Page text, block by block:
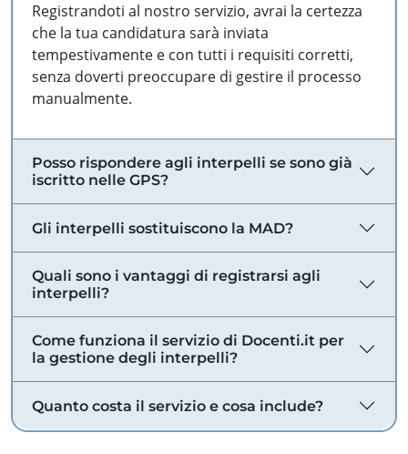
Registrandoti al nostro servizio, avrai la certezza
che la tua candidatura sarà inviata
tempestivamente e con tutti i requisiti corretti,
senza doverti preoccupare di gestire il processo
manualmente.
Posso rispondere agli interpelli se sono già
iscritto nelle GPS?
Gli interpelli sostituiscono la MAD?
Quali sono i vantaggi di registrarsi agli
interpelli?
Come funziona il servizio di Docenti.it per
la gestione degli interpelli?
Quanto costa il servizio e cosa include?